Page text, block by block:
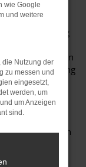
führt nahezu
Haben Sie
Tageszulassung
für einen
Tageszulassung
Kilometer
dem Werk
Neuwagen
wartet, von
ohne
denn das
wie Google
und weitere
die Nutzung der
zu messen und
eingesetzt,
werden, um
um Anzeigen
sind.